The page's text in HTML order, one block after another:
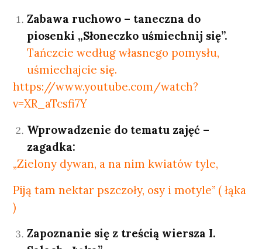
Zabawa ruchowo – taneczna do
piosenki „Słoneczko uśmiechnij się”.
Tańczcie według własnego pomysłu,
uśmiechajcie się.
https://www.youtube.com/watch?
v=XR_aTcsfi7Y
Wprowadzenie do tematu zajęć –
zagadka:
„Zielony dywan, a na nim kwiatów tyle,
Piją tam nektar pszczoły, osy i motyle” ( łąka
)
Zapoznanie się z treścią wiersza I.